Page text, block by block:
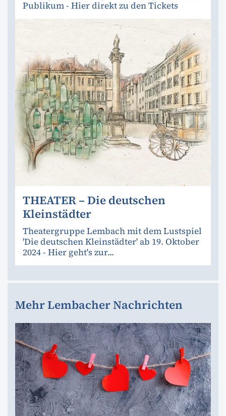
Publikum - Hier direkt zu den Tickets
THEATER – Die deutschen
Kleinstädter
Theatergruppe Lembach mit dem Lustspiel
'Die deutschen Kleinstädter' ab 19. Oktober
2024 - Hier geht's zur...
Mehr Lembacher Nachrichten